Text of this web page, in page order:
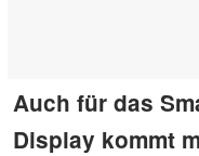
Auch für das
Display kommt